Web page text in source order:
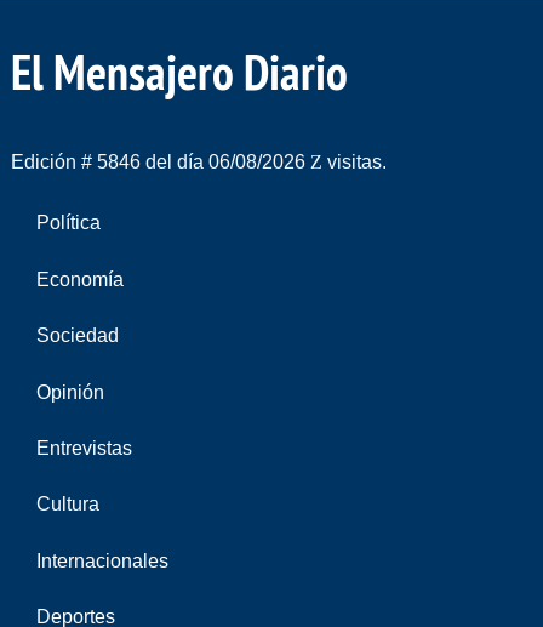
El Mensajero Diario
Edición # 5846 del día 06/08/2026 visitas.
Política
Economía
Sociedad
Opinión
Entrevistas
Cultura
Internacionales
Deportes